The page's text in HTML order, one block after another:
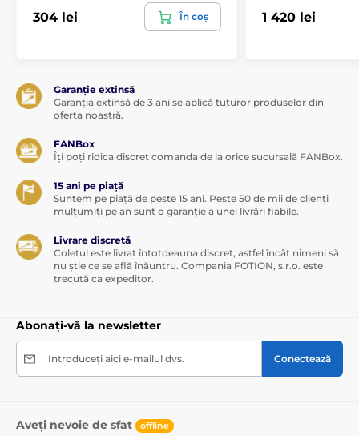
Îmbrăcăminte BDSM
Pánské BDSM oblečení
304 lei În coș 1 420 lei
Garanție extinsă
Garanția extinsă de 3 ani se aplică tuturor produselor din
oferta noastră.
FANBox
Îți poți ridica discret comanda de la orice sucursală FANBox.
15 ani pe piață
Suntem pe piață de peste 15 ani. Peste 50 de mii de clienți
mulțumiți pe an sunt o garanție a unei livrări fiabile.
Livrare discretă
Coletul este livrat întotdeauna discret, astfel încât nimeni să
nu știe ce se află înăuntru. Compania FOTION, s.r.o. este
trecută ca expeditor.
Abonați-vă la newsletter
Introduceți aici e-mailul dvs. Conectează
Aveți nevoie de sfat offline